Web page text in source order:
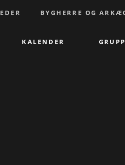
BYGHERRE OG
KALENDER